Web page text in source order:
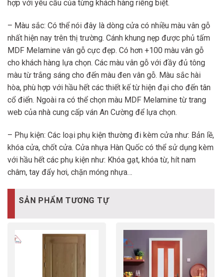
hợp với yêu cầu của từng khách hàng riêng biệt.
– Màu sắc: Có thể nói đây là dòng cửa có nhiều màu vân gỗ
nhất hiện nay trên thị trường. Cánh khung nẹp được phủ tấm
MDF Melamine vân gỗ cực đẹp. Có hơn +100 màu vân gỗ
cho khách hàng lựa chọn. Các màu vân gỗ với đầy đủ tông
màu từ trắng sáng cho đến màu đen vân gỗ. Màu sắc hài
hòa, phù hợp với hầu hết các thiết kế từ hiện đại cho đến tân
cổ điển. Ngoài ra có thể chọn màu MDF Melamine từ trang
web của nhà cung cấp ván An Cường để lựa chọn.
– Phụ kiện: Các loại phụ kiện thường đi kèm cửa như: Bản lề,
khóa cửa, chốt cửa. Cửa nhựa Hàn Quốc có thể sử dụng kèm
với hầu hết các phụ kiện như: Khóa gạt, khóa từ, hít nam
châm, tay đẩy hơi, chặn móng nhựa…
SẢN PHẨM TƯƠNG TỰ